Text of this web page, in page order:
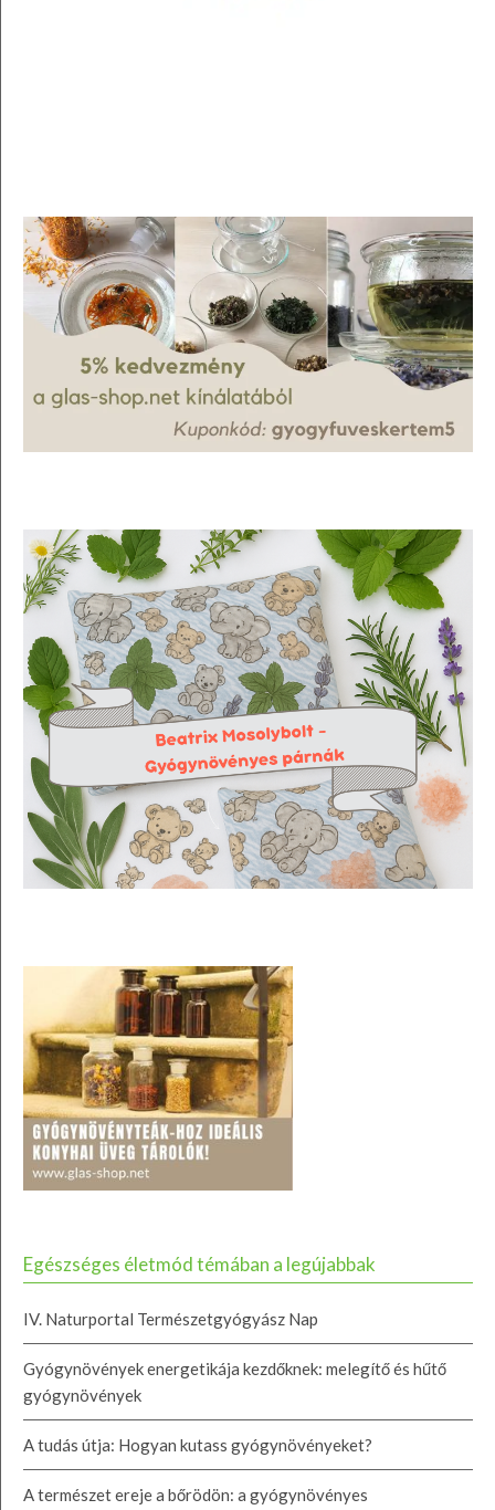
Egészséges életmód témában a legújabbak
IV. Naturportal Természetgyógyász Nap
Gyógynövények energetikája kezdőknek: melegítő és hűtő
gyógynövények
A tudás útja: Hogyan kutass gyógynövényeket?
A természet ereje a bőrödön: a gyógynövényes